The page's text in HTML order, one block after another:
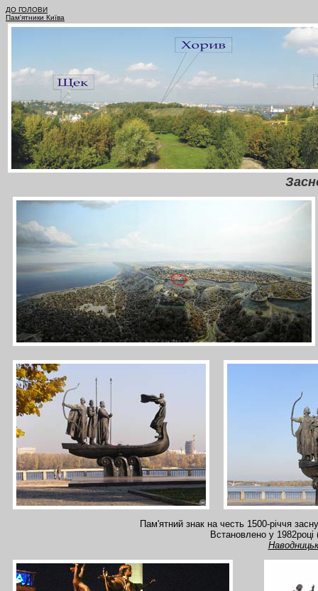
ДО ГОЛОВИ
Пам'ятники Київа
Пам'ятний знак на честь 1500-річчя
Встановлено у